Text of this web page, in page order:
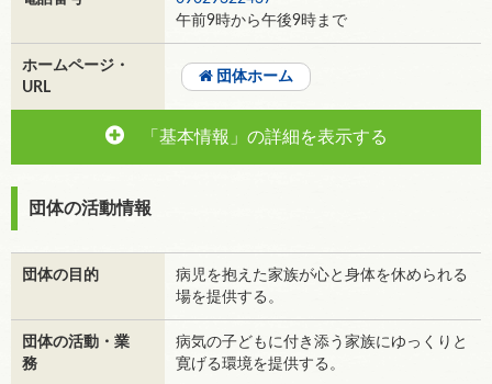
午前9時から午後9時まで
ホームページ・
URL
団体ホーム
「基本情報」の詳細を表示する
団体の活動情報
団体の目的
病児を抱えた家族が心と身体を休められる
場を提供する。
団体の活動・業
務
病気の子どもに付き添う家族にゆっくりと
寛げる環境を提供する。